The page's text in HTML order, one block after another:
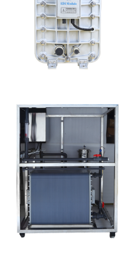
MK-TC300 EDI超纯水
处理设备